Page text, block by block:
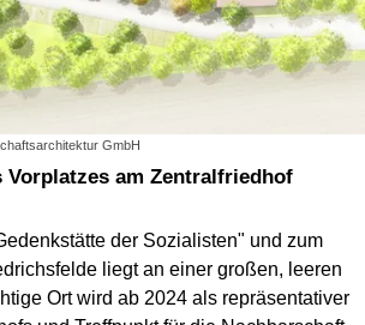
GmbH
der Sozialisten" und zum
liegt an einer großen, leeren
Ort wird ab 2024 als repräsentativer